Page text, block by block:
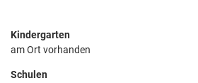
Kindergarten
am Ort vorhanden
Schulen